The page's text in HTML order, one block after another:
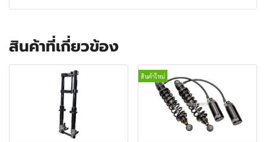
สินค้าที่เกี่ยวข้อง
สินค้าใหม่